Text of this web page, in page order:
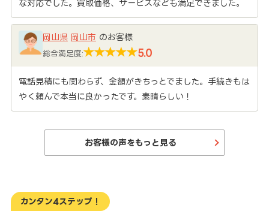
な対応でした。買取価格、サービスなども満足できました。
岡山県 岡山市 のお客様
総合満足度: 5.0
電話見積にも関わらず、金額がきちっとでました。手続きもは
やく頼んで本当に良かったです。素晴らしい！
お客様の声をもっと見る
カンタン4ステップ！